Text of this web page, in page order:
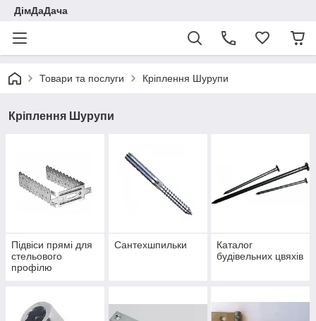
ДімДаДача
Товари та послуги Кріплення Шурупи
Кріплення Шурупи
Підвіси прямі для
стельового
профілю
Сантехшпильки
Каталог
будівельних цвяхів